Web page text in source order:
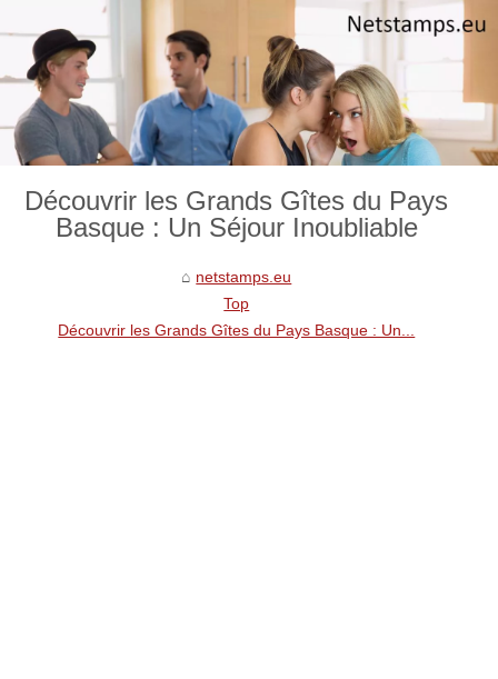
Découvrir les Grands Gîtes du Pays
Basque : Un Séjour Inoubliable
netstamps.eu
Top
Découvrir les Grands Gîtes du Pays Basque : Un...